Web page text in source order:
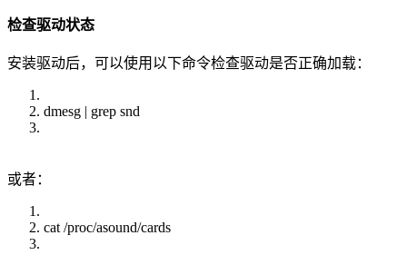
检查驱动状态
安装驱动后，可以使用以下命令检查驱动是否正确加载：
dmesg | grep snd
或者：
cat /proc/asound/cards